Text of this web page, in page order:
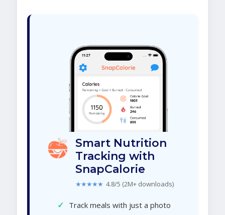
Smart Nutrition
Tracking with
SnapCalorie
★★★★★ 4.8/5 (2M+ downloads)
✓ Track meals with just a photo